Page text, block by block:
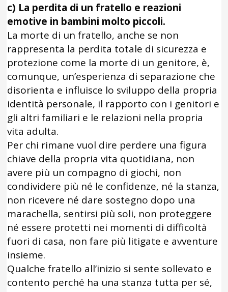
c) La perdita di un fratello e reazioni
emotive in bambini molto piccoli.
La morte di un fratello, anche se non
rappresenta la perdita totale di sicurezza e
protezione come la morte di un genitore, è,
comunque, un’esperienza di separazione che
disorienta e influisce lo sviluppo della propria
identità personale, il rapporto con i genitori e
gli altri familiari e le relazioni nella propria
vita adulta.
Per chi rimane vuol dire perdere una figura
chiave della propria vita quotidiana, non
avere più un compagno di giochi, non
condividere più né le confidenze, né la stanza,
non ricevere né dare sostegno dopo una
marachella, sentirsi più soli, non proteggere
né essere protetti nei momenti di difficoltà
fuori di casa, non fare più litigate e avventure
insieme.
Qualche fratello all’inizio si sente sollevato e
contento perché ha una stanza tutta per sé,